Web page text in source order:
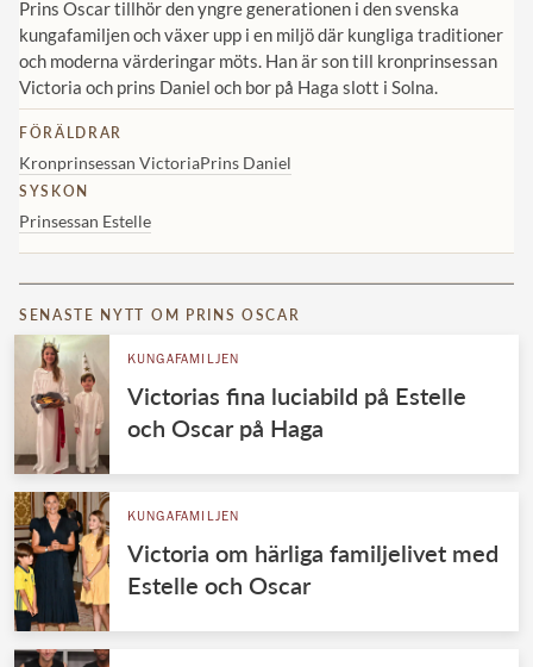
Prins Oscar tillhör den yngre generationen i den svenska
kungafamiljen och växer upp i en miljö där kungliga traditioner
och moderna värderingar möts. Han är son till kronprinsessan
Victoria och prins Daniel och bor på Haga slott i Solna.
FÖRÄLDRAR
Kronprinsessan VictoriaPrins Daniel
SYSKON
Prinsessan Estelle
SENASTE NYTT OM PRINS OSCAR
KUNGAFAMILJEN
Victorias fina luciabild på Estelle
och Oscar på Haga
KUNGAFAMILJEN
Victoria om härliga familjelivet med
Estelle och Oscar